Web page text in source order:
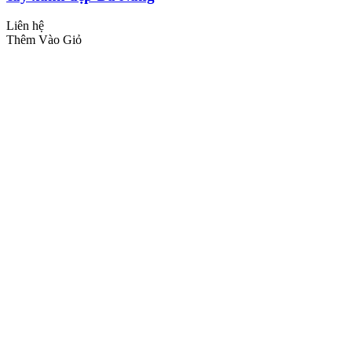
Liên hệ
Thêm Vào Giỏ